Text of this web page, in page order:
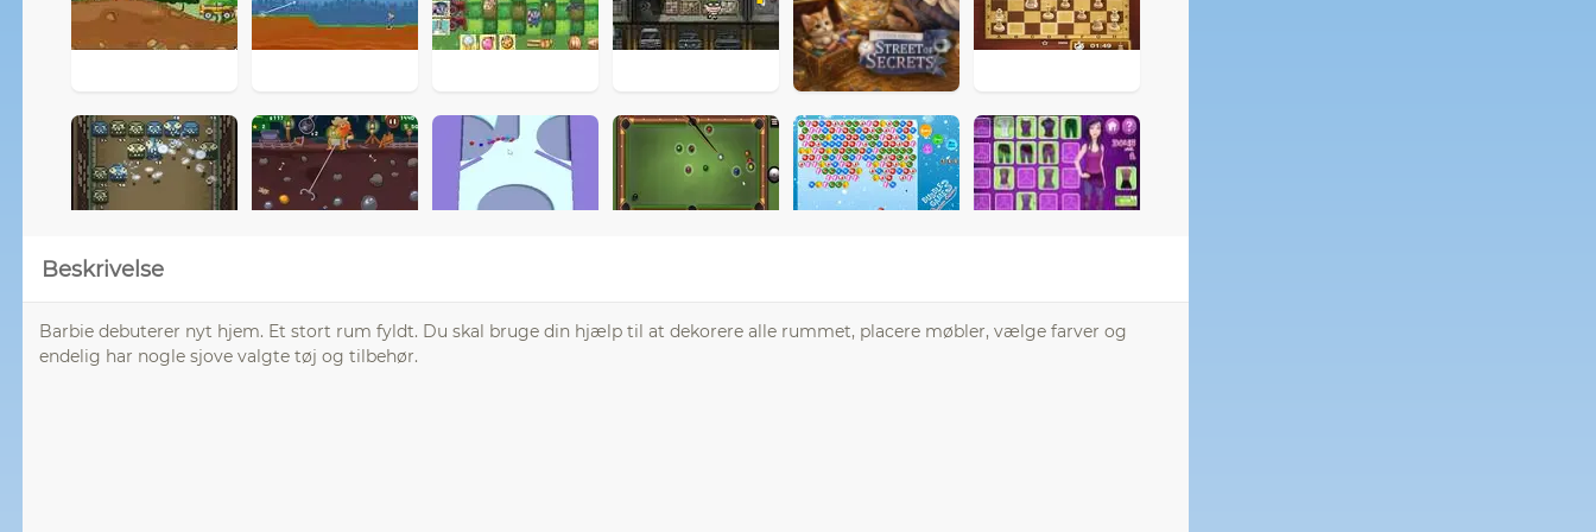
Beskrivelse
Barbie debuterer nyt hjem. Et stort rum fyldt. Du skal bruge din hjælp til at dekorere alle rummet, placere møbler, vælge farver og
endelig har nogle sjove valgte tøj og tilbehør.